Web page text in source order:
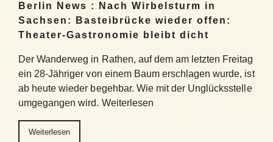
Berlin News : Nach Wirbelsturm in
Sachsen: Basteibrücke wieder offen:
Theater-Gastronomie bleibt dicht
Der Wanderweg in Rathen, auf dem am letzten Freitag
ein 28-Jähriger von einem Baum erschlagen wurde, ist
ab heute wieder begehbar. Wie mit der Unglücksstelle
umgegangen wird. Weiterlesen
Weiterlesen